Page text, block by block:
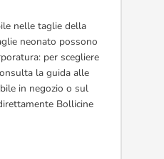
nelle taglie della
neonato possono
per scegliere
la guida alle
in negozio o sul
Bollicine